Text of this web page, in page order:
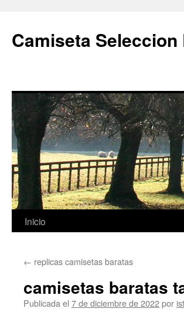
Camiseta
Saltar
contenido
Inicio
← replicas camisetas baratas
camisetas baratas
Publicada el 7 de diciembre de 2022por